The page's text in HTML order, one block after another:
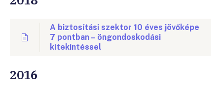
A biztosítási szektor 10 éves jövőképe
7 pontban – öngondoskodási
kitekintéssel
2016